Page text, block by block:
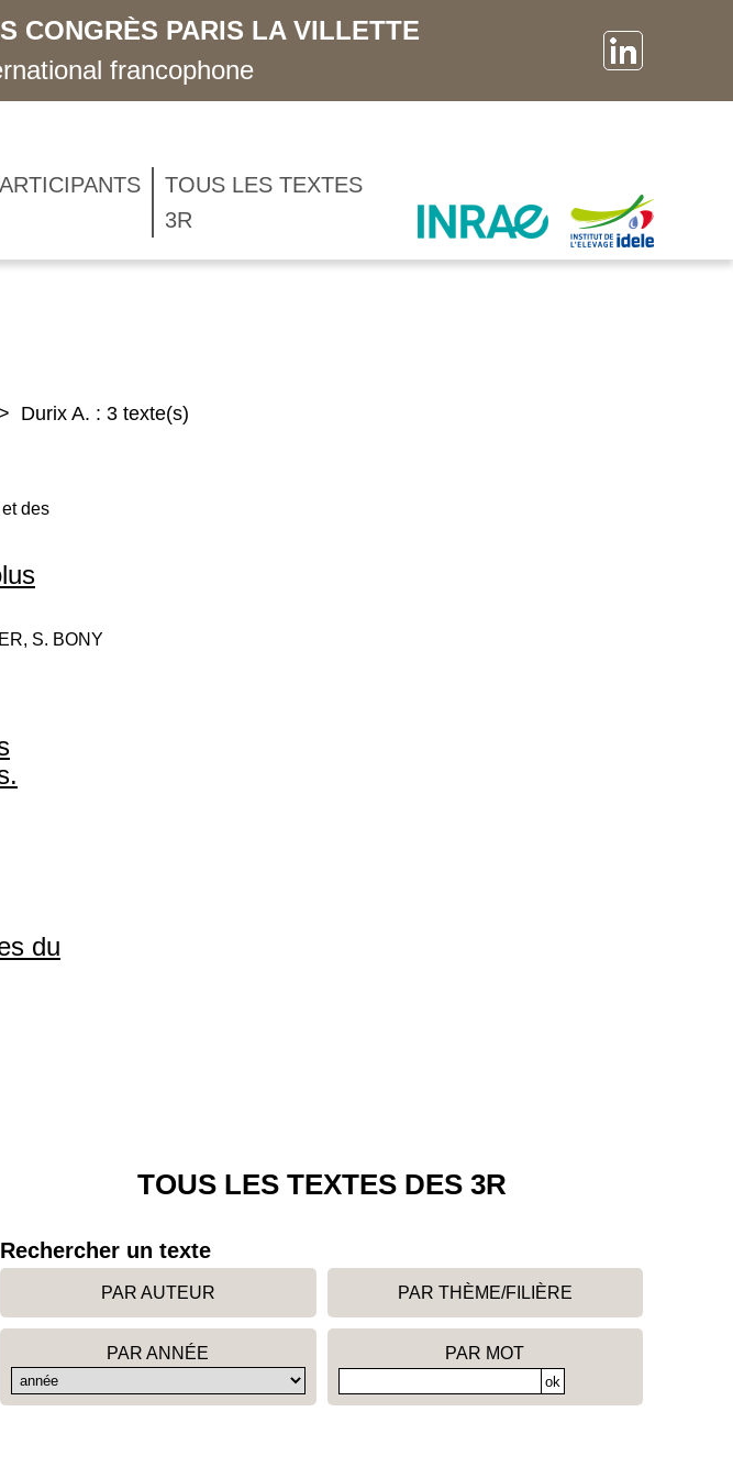
CONGRÈS PARIS LA VILLETTE
francophone
TOUS LES TEXTES
3R
Durix A. : 3 texte(s)
des
S. BONY
du
TOUS LES TEXTES DES 3R
Rechercher un texte
PAR AUTEUR PAR THÈME/FILIÈRE
PAR ANNÉE PAR MOT